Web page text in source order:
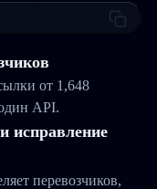
от 1,648
API.
исправление
перевозчиков,